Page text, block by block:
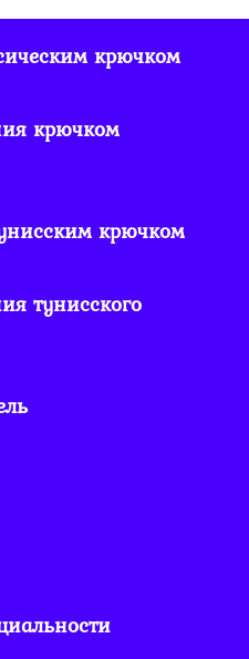
крючком
крючком
крючком
тунисского